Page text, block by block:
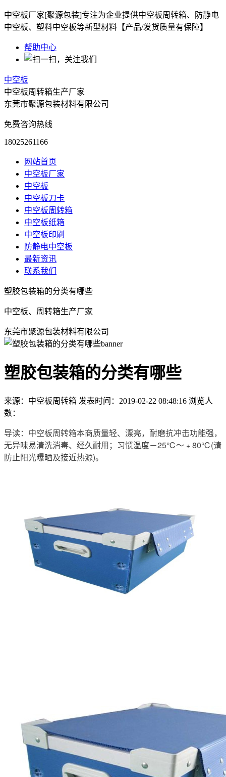
中空板厂家[聚源包装]专注为企业提供中空板周转箱、防静电
中空板、塑料中空板等新型材料【产品/发货质量有保障】
帮助中心
中空板
中空板周转箱生产厂家
东莞市聚源包装材料有限公司
免费咨询热线
18025261166
网站首页
中空板厂家
中空板
中空板刀卡
中空板周转箱
中空板纸箱
中空板印刷
防静电中空板
最新资讯
联系我们
塑胶包装箱的分类有哪些
中空板、周转箱生产厂家
东莞市聚源包装材料有限公司
塑胶包装箱的分类有哪些
来源：中空板周转箱 发表时间：2019-02-22 08:48:16 浏览人
数：
导读：中空板周转箱本商质量轻、漂亮，耐磨抗冲击功能强，
无异味易清洗消毒、经久耐用；习惯温度－25℃～﹢80℃(请
防止阳光曝晒及接近热源)。